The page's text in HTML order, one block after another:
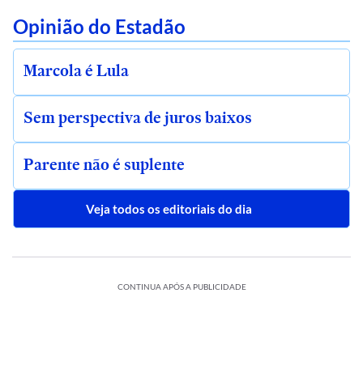
Opinião do Estadão
Marcola é Lula
Sem perspectiva de juros baixos
Parente não é suplente
Veja todos os editoriais do dia
CONTINUA APÓS A PUBLICIDADE